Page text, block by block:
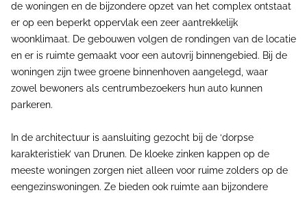
de woningen en de bijzondere opzet van het complex ontstaat
er op een beperkt oppervlak een zeer aantrekkelijk
woonklimaat. De gebouwen volgen de rondingen van de locatie
en er is ruimte gemaakt voor een autovrij binnengebied. Bij de
woningen zijn twee groene binnenhoven aangelegd, waar
zowel bewoners als centrumbezoekers hun auto kunnen
parkeren.
In de architectuur is aansluiting gezocht bij de ‘dorpse
karakteristiek’ van Drunen. De kloeke zinken kappen op de
meeste woningen zorgen niet alleen voor ruime zolders op de
eengezinswoningen. Ze bieden ook ruimte aan bijzondere